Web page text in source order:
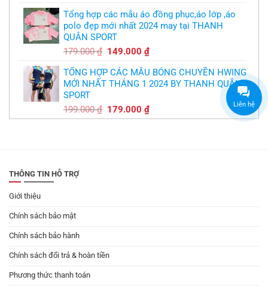
là:
179.000 ₫.
tại
là:
Tổng hợp các mẫu áo đồng phục,áo lớp ,áo
polo đẹp mới nhất 2024 may tại THANH
QUÂN SPORT
179.000₫ Giá
là:
179.000 ₫.
149.000₫Giá
tại
là:
TỔNG HỢP CÁC MẪU BÓNG CHUYỀN HWING
MỚI NHẤT THÁNG 1 2024 BY THANH QUÂN
SPORT
199.000₫ Giá
gốc
179.000₫Giá
hiện
THÔNG TIN HỖ TRỢ
Giới thiệu
Chính sách bảo mật
Chính sách bảo hành
Chính sách đổi trả & hoàn tiền
Phương thức thanh toán
Liên hệ